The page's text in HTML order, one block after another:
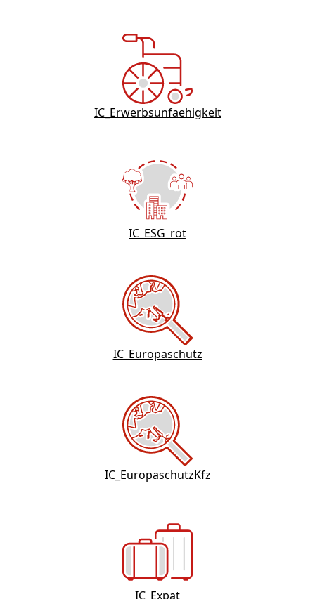
IC_Erwerbsunfaehigkeit
IC_ESG_rot
IC_Europaschutz
IC_EuropaschutzKfz
IC_Expat